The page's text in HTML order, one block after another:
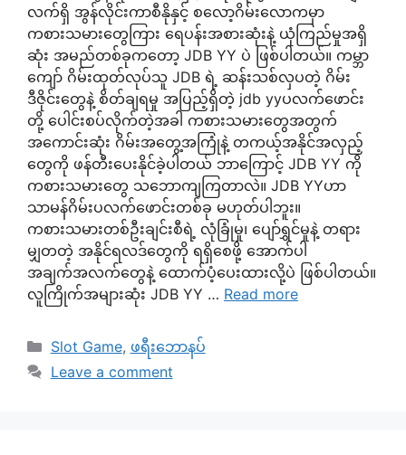
လက်ရှိ အွန်လိုင်းကာစီနိုနှင့် စလော့ဂိမ်းလောကမှာ
ကစားသမားတွေကြား ရေပန်းအစားဆုံးနဲ့ ယုံကြည်မှုအရှိ
ဆုံး အမည်တစ်ခုကတော့ JDB YY ပဲ ဖြစ်ပါတယ်။ ကမ္ဘာ
ကျော် ဂိမ်းထုတ်လုပ်သူ JDB ရဲ့ ဆန်းသစ်လှပတဲ့ ဂိမ်း
ဒီဇိုင်းတွေနဲ့ စိတ်ချရမှု အပြည့်ရှိတဲ့ jdb yyပလက်ဖောင်း
တို့ ပေါင်းစပ်လိုက်တဲ့အခါ ကစားသမားတွေအတွက်
အကောင်းဆုံး ဂိမ်းအတွေ့အကြုံနဲ့ တကယ့်အနိုင်အလှည့်
တွေကို ဖန်တီးပေးနိုင်ခဲ့ပါတယ် ဘာကြောင့် JDB YY ကို
ကစားသမားတွေ သဘောကျကြတာလဲ။ JDB YYဟာ
သာမန်ဂိမ်းပလက်ဖောင်းတစ်ခု မဟုတ်ပါဘူး။
ကစားသမားတစ်ဦးချင်းစီရဲ့ လုံခြုံမှု၊ ပျော်ရွှင်မှုနဲ့ တရား
မျှတတဲ့ အနိုင်ရလဒ်တွေကို ရရှိစေဖို့ အောက်ပါ
အချက်အလက်တွေနဲ့ ထောက်ပံ့ပေးထားလို့ပဲ ဖြစ်ပါတယ်။
လူကြိုက်အများဆုံး JDB YY … Read more
Categories
Slot Game, ဖရီးဘောနပ်
Leave a comment